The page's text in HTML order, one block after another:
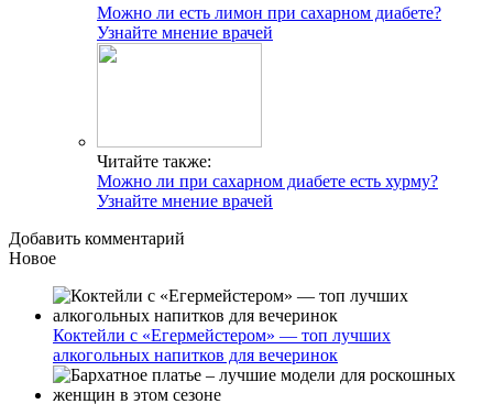
Можно ли есть лимон при сахарном диабете?
Узнайте мнение врачей
Читайте также:
Можно ли при сахарном диабете есть хурму?
Узнайте мнение врачей
Добавить комментарий
Новое
Коктейли с «Егермейстером» — топ лучших
алкогольных напитков для вечеринок